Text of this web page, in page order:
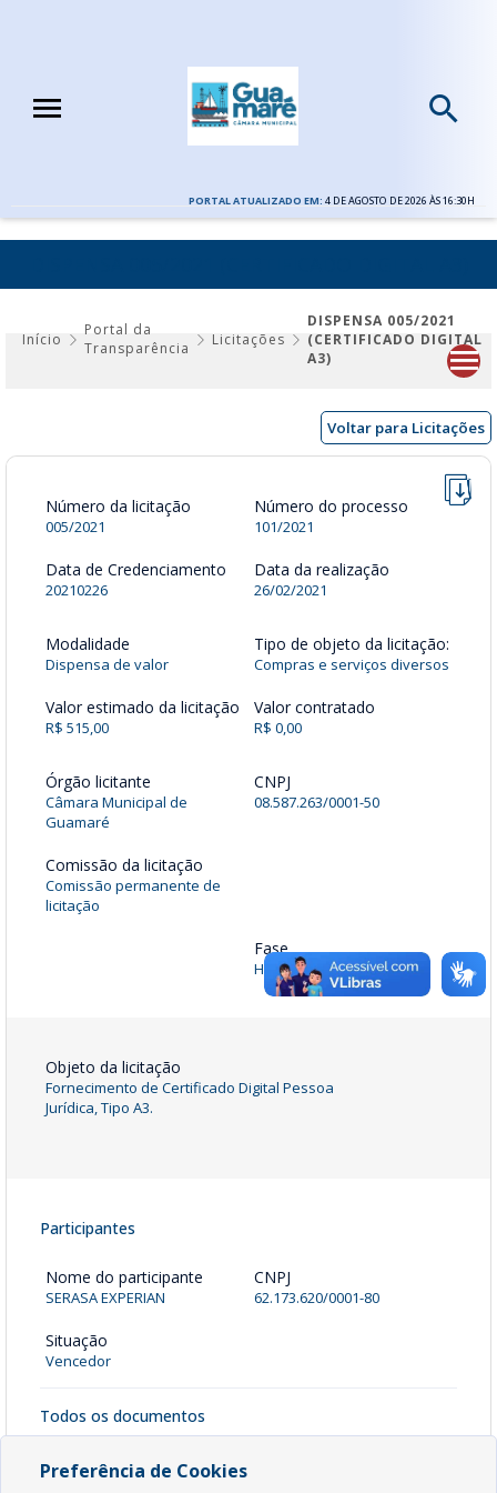
PORTAL ATUALIZADO EM: 4 DE AGOSTO DE 2026 ÀS 16:30H
Início
Portal da
Transparência
Licitações
DISPENSA 005/2021
(CERTIFICADO DIGITAL
A3)
Voltar para Licitações
Número da licitação
005/2021
Número do processo
101/2021
Data de Credenciamento
20210226
Data da realização
26/02/2021
Modalidade
Dispensa de valor
Tipo de objeto da licitação:
Compras e serviços diversos
Valor estimado da licitação
R$ 515,00
Valor contratado
R$ 0,00
Órgão licitante
Câmara Municipal de
Guamaré
CNPJ
08.587.263/0001-50
Comissão da licitação
Comissão permanente de
licitação
Fase
Homologada
Objeto da licitação
Fornecimento de Certificado Digital Pessoa
Jurídica, Tipo A3.
Participantes
Nome do participante
SERASA EXPERIAN
CNPJ
62.173.620/0001-80
Situação
Vencedor
Todos os documentos
Baixar Arquivo
Preferência de Cookies